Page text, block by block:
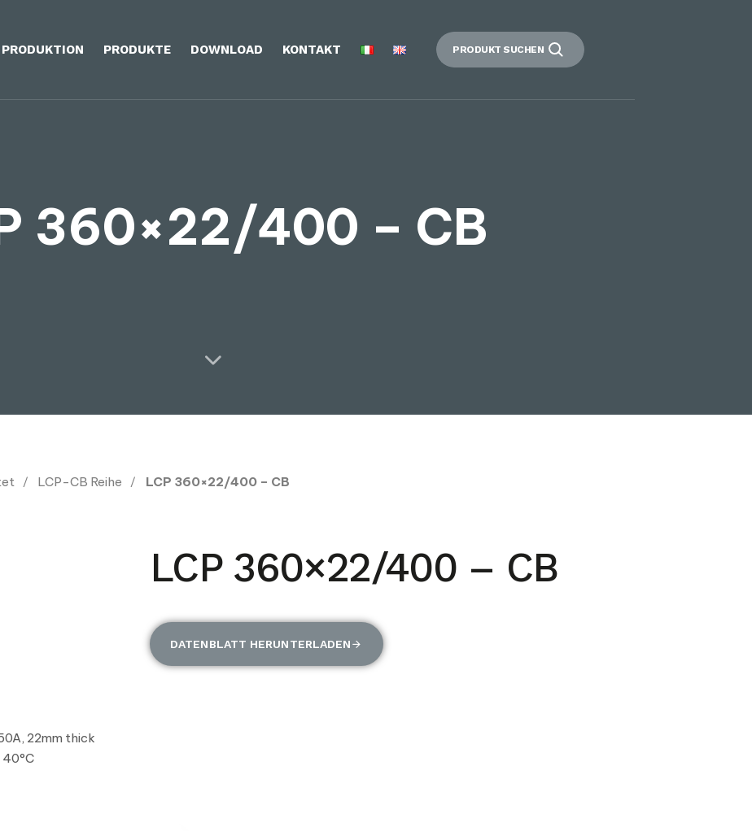
PRODUKTION PRODUKTE DOWNLOAD KONTAKT PRODUKT SUCHEN
360×22/400 – CB
LCP-CB Reihe LCP 360×22/400 – CB
LCP 360×22/400 – CB
DATENBLATT HERUNTERLADEN
22mm thick
40°C